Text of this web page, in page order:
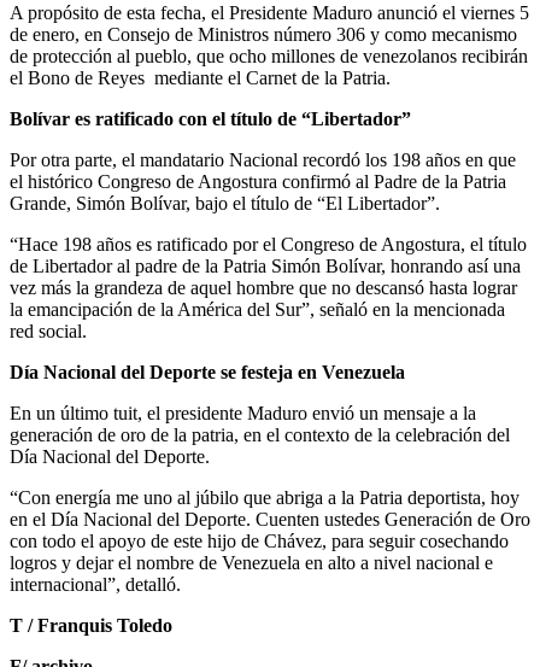
A propósito de esta fecha, el Presidente Maduro anunció el viernes 5
de enero, en Consejo de Ministros número 306 y como mecanismo
de protección al pueblo, que ocho millones de venezolanos recibirán
el Bono de Reyes mediante el Carnet de la Patria.
Bolívar es ratificado con el título de “Libertador”
Por otra parte, el mandatario Nacional recordó los 198 años en que
el histórico Congreso de Angostura confirmó al Padre de la Patria
Grande, Simón Bolívar, bajo el título de “El Libertador”.
“Hace 198 años es ratificado por el Congreso de Angostura, el título
de Libertador al padre de la Patria Simón Bolívar, honrando así una
vez más la grandeza de aquel hombre que no descansó hasta lograr
la emancipación de la América del Sur”, señaló en la mencionada
red social.
Día Nacional del Deporte se festeja en Venezuela
En un último tuit, el presidente Maduro envió un mensaje a la
generación de oro de la patria, en el contexto de la celebración del
Día Nacional del Deporte.
“Con energía me uno al júbilo que abriga a la Patria deportista, hoy
en el Día Nacional del Deporte. Cuenten ustedes Generación de Oro
con todo el apoyo de este hijo de Chávez, para seguir cosechando
logros y dejar el nombre de Venezuela en alto a nivel nacional e
internacional”, detalló.
T / Franquis Toledo